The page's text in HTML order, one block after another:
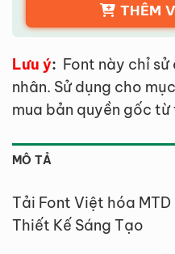
THÊM
Lưu ý: Font này chỉ
nhân. Sử dụng cho
mua bản quyền gốc
MÔ TẢ
Tải Font Việt hóa
Thiết Kế Sáng Tạo